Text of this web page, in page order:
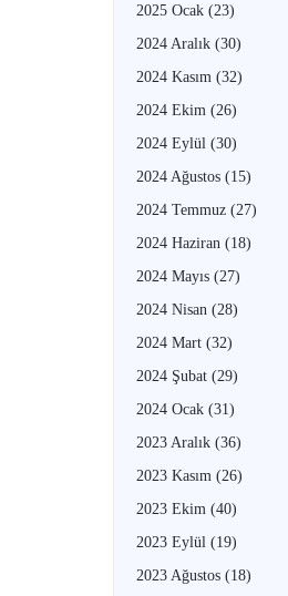
2025 Ocak (23)
2024 Aralık (30)
2024 Kasım (32)
2024 Ekim (26)
2024 Eylül (30)
2024 Ağustos (15)
2024 Temmuz (27)
2024 Haziran (18)
2024 Mayıs (27)
2024 Nisan (28)
2024 Mart (32)
2024 Şubat (29)
2024 Ocak (31)
2023 Aralık (36)
2023 Kasım (26)
2023 Ekim (40)
2023 Eylül (19)
2023 Ağustos (18)